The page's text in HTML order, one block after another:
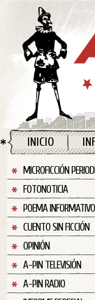
INICIO
MICROFICCIÓN
FOTONOTICIA
POEMA INFORMATIVO
CUENTO SIN FICCIÓN
OPINIÓN
A-PIN TELEVISIÓN
A-PIN RADIO